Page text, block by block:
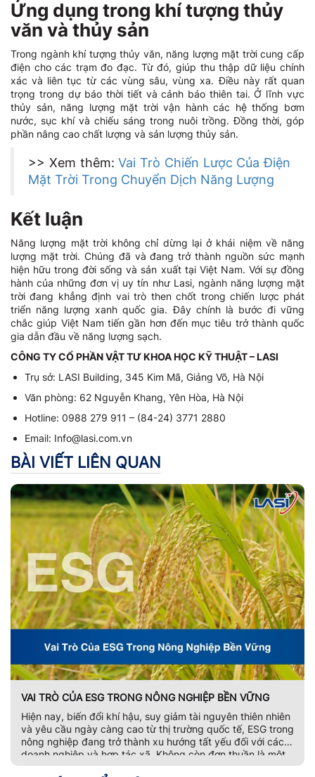
Ứng dụng trong khí tượng thủy
văn và thủy sản
Trong ngành khí tượng thủy văn, năng lượng mặt trời cung cấp
điện cho các trạm đo đạc. Từ đó, giúp thu thập dữ liệu chính
xác và liên tục từ các vùng sâu, vùng xa. Điều này rất quan
trọng trong dự báo thời tiết và cảnh báo thiên tai. Ở lĩnh vực
thủy sản, năng lượng mặt trời vận hành các hệ thống bơm
nước, sục khí và chiếu sáng trong nuôi trồng. Đồng thời, góp
phần nâng cao chất lượng và sản lượng thủy sản.
>> Xem thêm:Vai Trò Chiến Lược Của Điện
Mặt Trời Trong Chuyển Dịch Năng Lượng
Kết luận
Năng lượng mặt trời không chỉ dừng lại ở khái niệm về năng
lượng mặt trời. Chúng đã và đang trở thành nguồn sức mạnh
hiện hữu trong đời sống và sản xuất tại Việt Nam. Với sự đồng
hành của những đơn vị uy tín như Lasi, ngành năng lượng mặt
trời đang khẳng định vai trò then chốt trong chiến lược phát
triển năng lượng xanh quốc gia. Đây chính là bước đi vững
chắc giúp Việt Nam tiến gần hơn đến mục tiêu trở thành quốc
gia dẫn đầu về năng lượng sạch.
CÔNG TY CỔ PHẦN VẬT TƯ KHOA HỌC KỸ THUẬT – LASI
Trụ sở: LASI Building, 345 Kim Mã, Giảng Võ, Hà Nội
Văn phòng: 62 Nguyễn Khang, Yên Hòa, Hà Nội
Hotline: 0988 279 911 – (84-24) 3771 2880
Email: Info@lasi.com.vn
BÀI VIẾT LIÊN QUAN
VAI TRÒ CỦA ESG TRONG NÔNG NGHIỆP BỀN VỮNG
Hiện nay, biến đổi khí hậu, suy giảm tài nguyên thiên nhiên
và yêu cầu ngày càng cao từ thị trường quốc tế, ESG trong
nông nghiệp đang trở thành xu hướng tất yếu đối với các
doanh nghiệp và hợp tác xã. Không còn đơn thuần là một
bộ tiêu chí đánh giá phát […]